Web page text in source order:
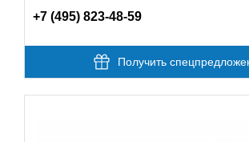
+7 (495) 823-48-59
Получить